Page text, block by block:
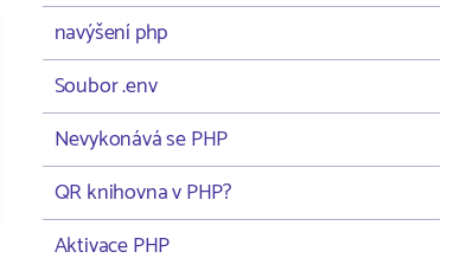
navýšení php
Soubor .env
Nevykonává se PHP
QR knihovna v PHP?
Aktivace PHP